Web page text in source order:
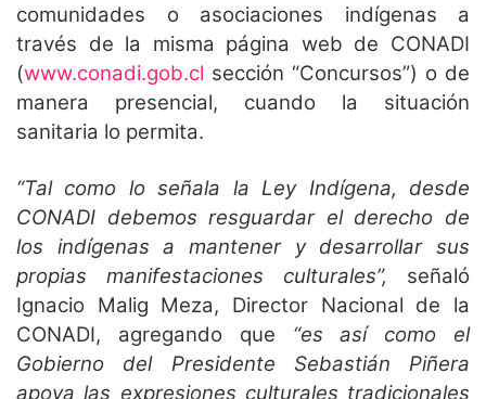
comunidades o asociaciones indígenas a
través de la misma página web de CONADI
(www.conadi.gob.cl sección “Concursos”) o de
manera presencial, cuando la situación
sanitaria lo permita.
“Tal como lo señala la Ley Indígena, desde
CONADI debemos resguardar el derecho de
los indígenas a mantener y desarrollar sus
propias manifestaciones culturales”, señaló
Ignacio Malig Meza, Director Nacional de la
CONADI, agregando que “es así como el
Gobierno del Presidente Sebastián Piñera
apoya las expresiones culturales tradicionales